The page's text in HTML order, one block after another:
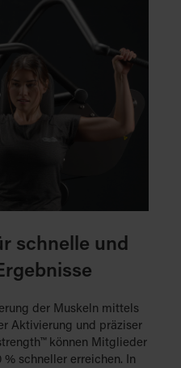
schnelle und
der Muskeln mittels
Aktivierung und präziser
können Mitglieder
schneller erreichen. In